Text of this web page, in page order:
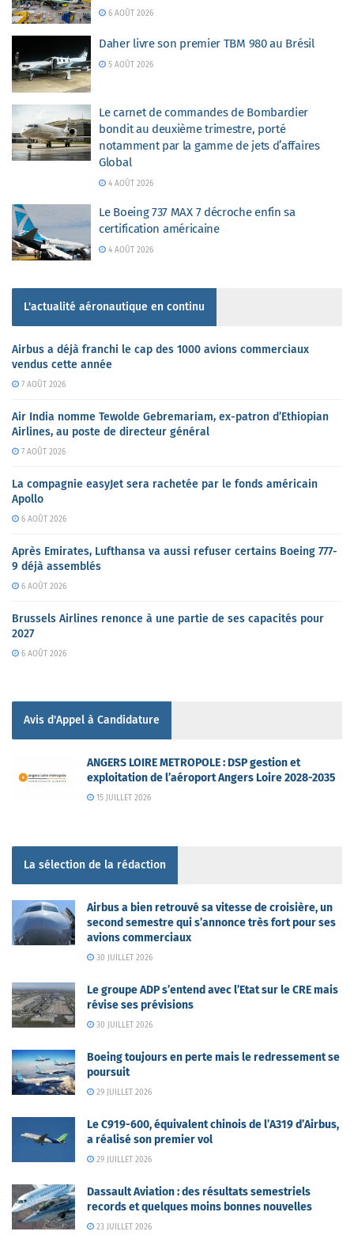
6 AOÛT 2026
Daher livre son premier TBM 980 au Brésil
5 AOÛT 2026
Le carnet de commandes de Bombardier
bondit au deuxième trimestre, porté
notamment par la gamme de jets d’affaires
Global
4 AOÛT 2026
Le Boeing 737 MAX 7 décroche enfin sa
certification américaine
4 AOÛT 2026
L'actualité aéronautique en continu
Airbus a déjà franchi le cap des 1000 avions commerciaux
vendus cette année
7 AOÛT 2026
Air India nomme Tewolde Gebremariam, ex-patron d’Ethiopian
Airlines, au poste de directeur général
7 AOÛT 2026
La compagnie easyJet sera rachetée par le fonds américain
Apollo
6 AOÛT 2026
Après Emirates, Lufthansa va aussi refuser certains Boeing 777-
9 déjà assemblés
6 AOÛT 2026
Brussels Airlines renonce à une partie de ses capacités pour
2027
6 AOÛT 2026
Avis d'Appel à Candidature
ANGERS LOIRE METROPOLE : DSP gestion et
exploitation de l’aéroport Angers Loire 2028-2035
15 JUILLET 2026
La sélection de la rédaction
Airbus a bien retrouvé sa vitesse de croisière, un
second semestre qui s’annonce très fort pour ses
avions commerciaux
30 JUILLET 2026
Le groupe ADP s’entend avec l’Etat sur le CRE mais
révise ses prévisions
30 JUILLET 2026
Boeing toujours en perte mais le redressement se
poursuit
29 JUILLET 2026
Le C919-600, équivalent chinois de l’A319 d’Airbus,
a réalisé son premier vol
29 JUILLET 2026
Dassault Aviation : des résultats semestriels
records et quelques moins bonnes nouvelles
23 JUILLET 2026